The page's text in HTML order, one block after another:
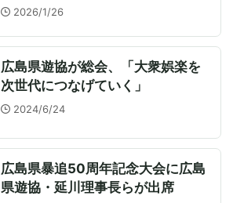
2026/1/26
広島県遊協が総会、「大衆娯楽を
次世代につなげていく」
2024/6/24
広島県暴追50周年記念大会に広島
県遊協・延川理事長らが出席